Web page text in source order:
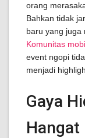
orang
Bahkan tidak
baru yang juga
Komunitas
event ngopi
menjadi
Gaya
Hangat